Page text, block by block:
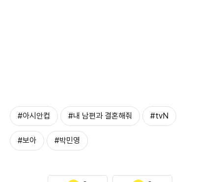
#아시안컵 #내 남편과 결혼해줘 #tvN
#보아 #박민영